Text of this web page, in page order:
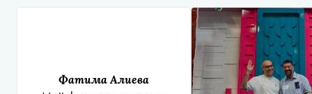
Фатима Алиева